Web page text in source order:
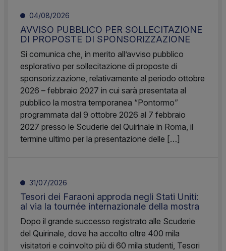
04/08/2026
AVVISO PUBBLICO PER SOLLECITAZIONE
DI PROPOSTE DI SPONSORIZZAZIONE
Si comunica che, in merito all’avviso pubblico
esplorativo per sollecitazione di proposte di
sponsorizzazione, relativamente al periodo ottobre
2026 – febbraio 2027 in cui sarà presentata al
pubblico la mostra temporanea “Pontormo”
programmata dal 9 ottobre 2026 al 7 febbraio
2027 presso le Scuderie del Quirinale in Roma, il
termine ultimo per la presentazione delle […]
31/07/2026
Tesori dei Faraoni approda negli Stati Uniti:
al via la tournée internazionale della mostra
Dopo il grande successo registrato alle Scuderie
del Quirinale, dove ha accolto oltre 400 mila
visitatori e coinvolto più di 60 mila studenti, Tesori